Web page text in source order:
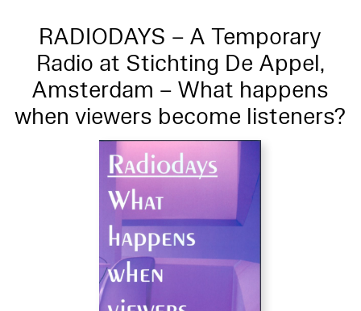
RADIODAYS – A Temporary
Radio at Stichting De Appel,
Amsterdam – What happens
when viewers become listeners?